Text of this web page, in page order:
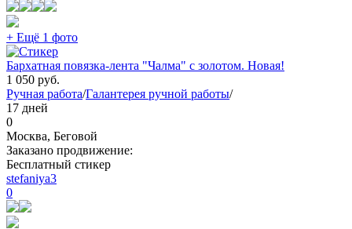
+ Ещё 1 фото
Бархатная повязка-лента "Чалма" с золотом. Новая!
1 050 руб.
Ручная работа/Галантерея ручной работы/
17 дней
0
Москва, Беговой
Заказано продвижение:
Бесплатный стикер
stefaniya3
0